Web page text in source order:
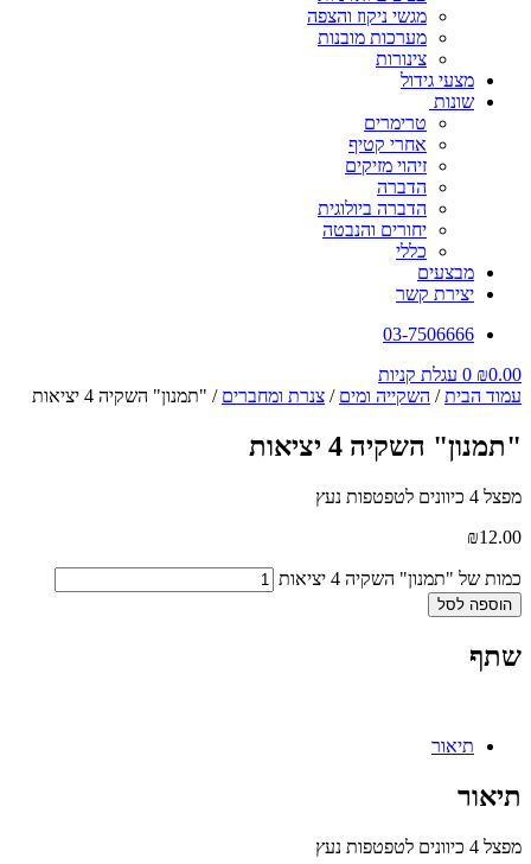
מגשי ניקוז והצפה
מערכות מובנות
צינורות
מצעי גידול
שונות
טרימרים
אחרי קטיף
זיהוי מזיקים
הדברה
הדברה ביולוגית
יחורים והנבטה
כללי
מבצעים
יצירת קשר
03-7506666
₪0.00
0 עגלת קניות
עמוד הבית/ השקייה ומים / צנרת ומחברים / "תמנון" השקיה 4 יציאות
"תמנון" השקיה 4 יציאות
מפצל 4 כיוונים לטפטפות נעץ
₪12.00
כמות של "תמנון" השקיה 4 יציאות
הוספה לסל
שתף
תיאור
תיאור
מפצל 4 כיוונים לטפטפות נעץ